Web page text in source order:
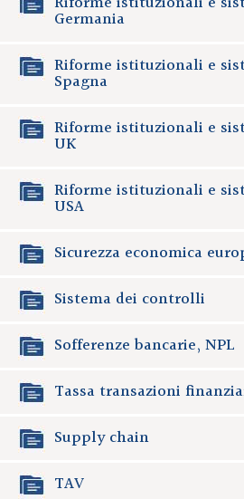
Germania
Riforme istituzionali e
Spagna
Riforme istituzionali e
UK
Riforme istituzionali e
USA
Sicurezza economica
Sistema dei controlli
Sofferenze bancarie, NPL
Tassa transazioni
Supply chain
TAV